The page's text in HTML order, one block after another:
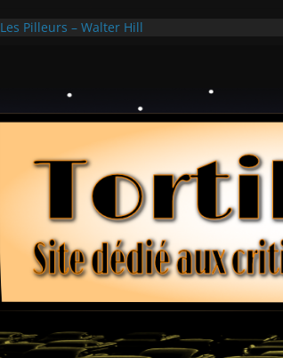
Les Pilleurs – Walter Hill
Ça chauffe au lycée Ridgemont – Amy Heckerling